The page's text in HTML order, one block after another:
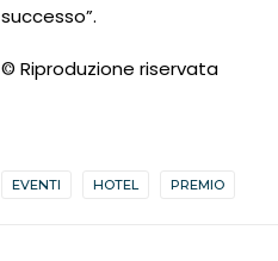
successo”.
© Riproduzione riservata
EVENTI HOTEL PREMIO